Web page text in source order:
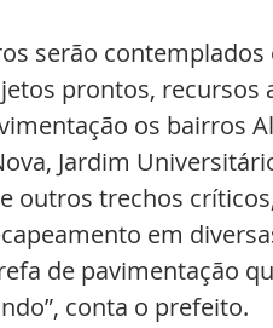
serão
prontos, recursos
os bairros
Jardim
outros trechos
em
de pavimentação
conta o prefeito.